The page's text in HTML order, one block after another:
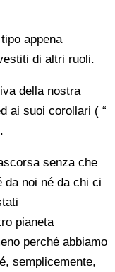
appena
di altri ruoli.
della nostra
ai suoi corollari ( “
senza che
da noi né da chi ci
pianeta
perché abbiamo
semplicemente,